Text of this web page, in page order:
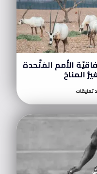
الأُمم المُتَّحدة
المناخ